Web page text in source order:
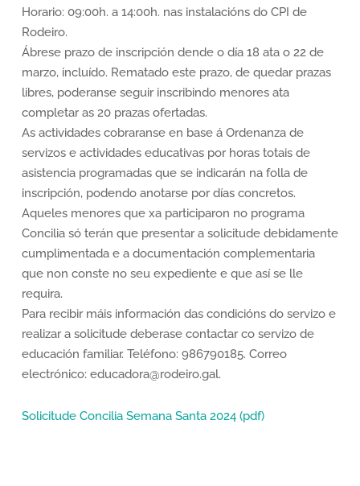
Horario: 09:00h. a 14:00h. nas instalacións do CPI de
Rodeiro.
Ábrese prazo de inscripción dende o día 18 ata o 22 de
marzo, incluído. Rematado este prazo, de quedar prazas
libres, poderanse seguir inscribindo menores ata
completar as 20 prazas ofertadas.
As actividades cobraranse en base á Ordenanza de
servizos e actividades educativas por horas totais de
asistencia programadas que se indicarán na folla de
inscripción, podendo anotarse por días concretos.
Aqueles menores que xa participaron no programa
Concilia só terán que presentar a solicitude debidamente
cumplimentada e a documentación complementaria
que non conste no seu expediente e que así se lle
requira.
Para recibir máis información das condicións do servizo e
realizar a solicitude deberase contactar co servizo de
educación familiar. Teléfono: 986790185. Correo
electrónico: educadora@rodeiro.gal.
Solicitude Concilia Semana Santa 2024 (pdf)